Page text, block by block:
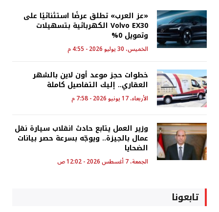
«عز العرب» تطلق عرضًا استثنائيًا على
Volvo EX30 الكهربائية بتسهيلات
وتمويل 0%
الخميس، 30 يوليو 2026 - 4:55 م
خطوات حجز موعد أون لاين بالشهر
العقاري.. إليك التفاصيل كاملة
الأربعاء، 17 يونيو 2026 - 7:58 م
وزير العمل يتابع حادث انقلاب سيارة نقل
عمال بالجيزة.. ويوجّه بسرعة حصر بيانات
الضحايا
الجمعة، 7 أغسطس 2026 - 12:02 ص
تابعونا